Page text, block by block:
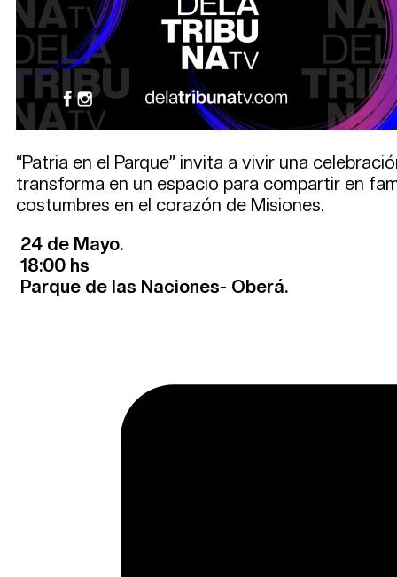
“Patria en el Parque” invita a vivir una
transforma en un espacio para compartir en
costumbres en el corazón de Misiones.
24 de Mayo.
18:00 hs
Parque de las Naciones- Oberá.